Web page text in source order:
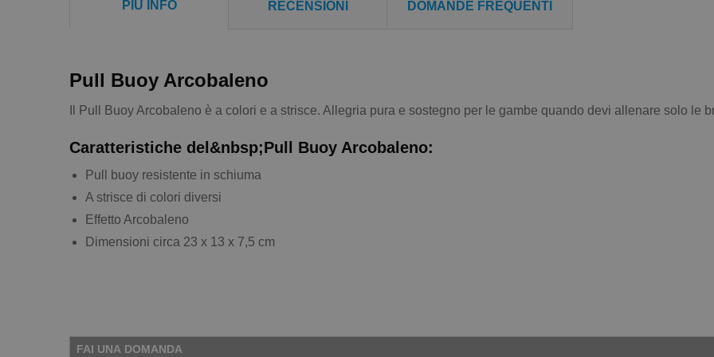
PIÙ INFO RECENSIONI DOMANDE FREQUENTI
Pull Buoy Arcobaleno
Il Pull Buoy Arcobaleno è a colori e a strisce. Allegria pura e sostegno per le gambe quando devi allenare solo le
Caratteristiche del&nbsp;Pull Buoy Arcobaleno:
Pull buoy resistente in schiuma
A strisce di colori diversi
Effetto Arcobaleno
Dimensioni circa 23 x 13 x 7,5 cm
FAI UNA DOMANDA